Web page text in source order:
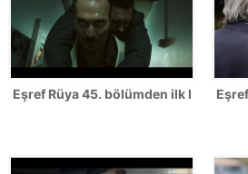
Eşref Rüya 45. bölümden ilk kareler